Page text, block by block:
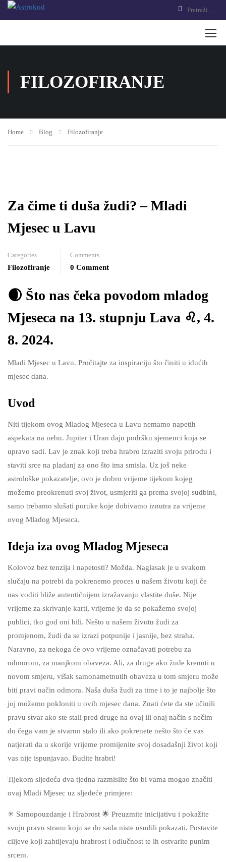
FILOZOFIRANJE
Home Blog Filozofiranje
Za čime ti duša žudi? – Mladi
Mjesec u Lavu
Categories
Filozofiranje
Comments
0 Comment
🌒 Što nas čeka povodom mladog
Mjeseca na 13. stupnju Lava ♌, 4.
8. 2024.
Mladi Mjesec u Lavu. Pročitajte za inspiraciju što činiti u idućih
mjesec dana.
Uvod
Niti tijekom ovog Mladog Mjeseca u Lavu nemamo napetih
aspekata na nebu. Jupiter i Uran daju podršku sjemenci koja se
upravo sadi. Lav je znak koji treba hrabro izraziti svoju prirodu i
staviti srce na pladanj za ono što ima smisla. Uz još neke
astrološke pokazatelje, ovo je dobro vrijeme tijekom kojeg
možemo preokrenuti svoj život, usmjeriti ga prema svojoj sudbini,
samo trebamo slušati poruke koje dobivamo iznutra za vrijeme
ovog Mladog Mjeseca.
Ideja iza ovog Mladog Mjeseca
Kolovoz bez tenzija i napetosti? Možda. Naglasak je u svakom
slučaju na potrebi da pokrenemo proces u našem životu koji će
nas voditi bliže autentičnijem izražavanju vlastite duše. Nije
vrijeme za skrivanje karti, vrijeme je da se pokažemo svojoj
publici, tko god oni bili. Nešto u našem životu žudi za
promjenom, žudi da se izrazi potpunije i jasnije, bez straha.
Naravno, za nekoga će ovo vrijeme označavati potrebu za
odmorom, za manjkom obaveza. Ali, za druge ako žude krenuti u
novom smjeru, višak samonametnutih obaveza u tom smjeru može
biti pravi način odmora. Naša duša žudi za time i to je najbolje što
joj možemo pokloniti u ovih mjesec dana. Znati ćete da ste učinili
pravu stvar ako ste stali pred druge na ovaj ili onaj način s nečim
do čega vam je stvarno stalo ili ako pokrenete nešto što će vas
natjerati da u skorije vrijeme promijenite svoj dosadašnji život koji
vas nije ispunjavao. Budite hrabri!
Tijekom sljedeća dva tjedna razmislite što bi vama mogao značiti
ovaj Mladi Mjesec uz sljedeće primjere:
✳ Samopouzdanje i Hrabrost 🌟 Preuzmite inicijativu i pokažite
svoju pravu stranu koju se do sada niste usudili pokazati. Postavite
ciljeve koji zahtijevaju hrabrost i odlučnost te ih ostvarite punim
srcem.